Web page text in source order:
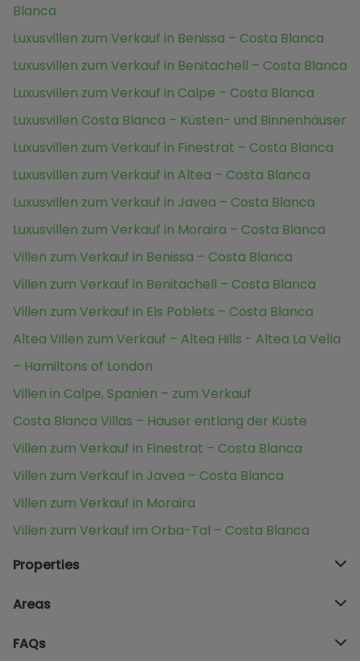
Blanca
Luxusvillen zum Verkauf in Benissa – Costa Blanca
Luxusvillen zum Verkauf in Benitachell – Costa Blanca
Luxusvillen zum Verkauf in Calpe – Costa Blanca
Luxusvillen Costa Blanca – Küsten- und Binnenhäuser
Luxusvillen zum Verkauf in Finestrat – Costa Blanca
Luxusvillen zum Verkauf in Altea – Costa Blanca
Luxusvillen zum Verkauf in Javea – Costa Blanca
Luxusvillen zum Verkauf in Moraira – Costa Blanca
Villen zum Verkauf in Benissa – Costa Blanca
Villen zum Verkauf in Benitachell – Costa Blanca
Villen zum Verkauf in Els Poblets – Costa Blanca
Altea Villen zum Verkauf – Altea Hills - Altea La Vella
– Hamiltons of London
Villen in Calpe, Spanien – zum Verkauf
Costa Blanca Villas – Häuser entlang der Küste
Villen zum Verkauf in Finestrat – Costa Blanca
Villen zum Verkauf in Javea – Costa Blanca
Villen zum Verkauf in Moraira
Villen zum Verkauf im Orba-Tal – Costa Blanca
Properties
Areas
FAQs